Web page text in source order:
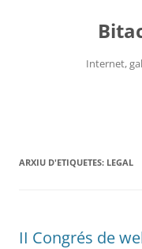
Internet,
ARXIU D'ETIQUETES: LEGAL
II Congrés de